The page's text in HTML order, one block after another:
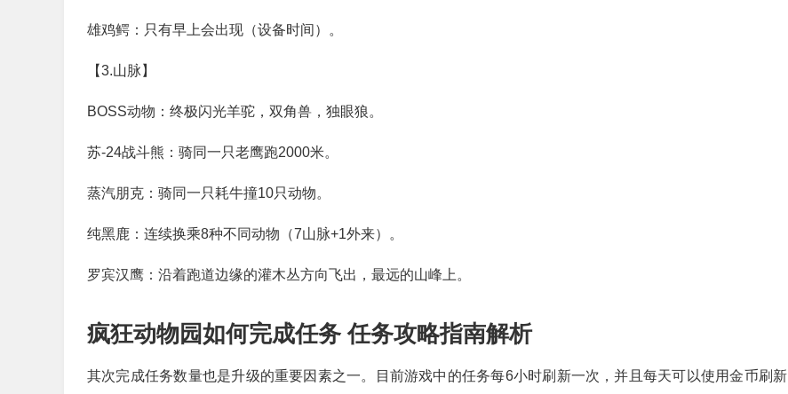
雄鸡鳄：只有早上会出现（设备时间）。
【3.山脉】
BOSS动物：终极闪光羊驼，双角兽，独眼狼。
苏-24战斗熊：骑同一只老鹰跑2000米。
蒸汽朋克：骑同一只耗牛撞10只动物。
纯黑鹿：连续换乘8种不同动物（7山脉+1外来）。
罗宾汉鹰：沿着跑道边缘的灌木丛方向飞出，最远的山峰上。
疯狂动物园如何完成任务 任务攻略指南解析
其次完成任务数量也是升级的重要因素之一。目前游戏中的任务每6小时刷新一次，并且每天可以使用金币刷新